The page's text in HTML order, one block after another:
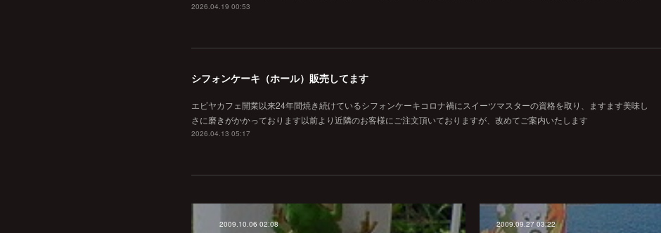
2026.04.19 00:53
シフォンケーキ（ホール）販売してます
エビヤカフェ開業以来24年間焼き続けているシフォンケーキコロナ禍にスイーツマスターの資格を取り、ますます美味し
さに磨きがかかっております以前より近隣のお客様にご注文頂いておりますが、改めてご案内いたします
2026.04.13 05:17
2009.10.06 02:08 2009.09.27 03:22